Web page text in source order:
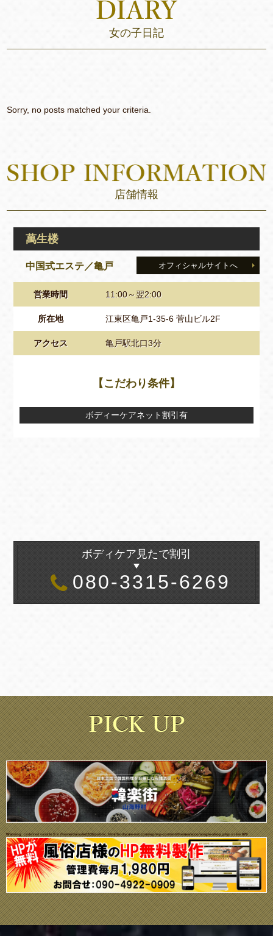
女の子日記
Sorry, no posts matched your criteria.
店舗情報
萬生楼
オフィシャルサイトへ
中国式エステ／亀戸
営業時間 11:00～翌2:00
所在地 江東区亀戸1-35-6 菅山ビル2F
アクセス 亀戸駅北口3分
【こだわり条件】
ボディーケアネット割引有
ボディケア見たで割引
080-3315-6269
Warning: Undefined variable $i in/home/daisuke1102/public_html/bodycare-net.com/wp/wp-content/themes/ecco/single-shop.phpon line679